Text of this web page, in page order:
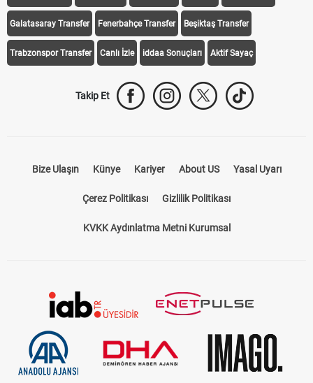
Galatasaray Transfer Fenerbahçe Transfer Beşiktaş Transfer
Trabzonspor Transfer Canlı İzle iddaa Sonuçları Aktif Sayaç
Takip Et
Bize Ulaşın Künye Kariyer About US Yasal Uyarı
Çerez Politikası Gizlilik Politikası
KVKK Aydınlatma Metni Kurumsal